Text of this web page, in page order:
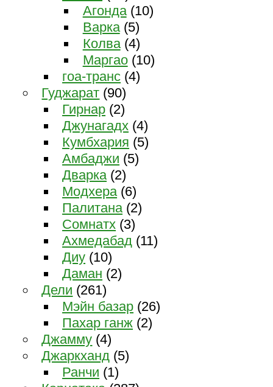
Агонда(10)
Варка(5)
Колва(4)
Маргао(10)
гоа-транс (4)
Гуджарат (90)
Гирнар (2)
Джунагадх (4)
Кумбхария (5)
Амбаджи (5)
Дварка(2)
Модхера(6)
Палитана(2)
Сомнатх (3)
Ахмедабад (11)
Диу (10)
Даман (2)
Дели (261)
Мэйн базар (26)
Пахар ганж (2)
Джамму (4)
Джаркханд (5)
Ранчи (1)